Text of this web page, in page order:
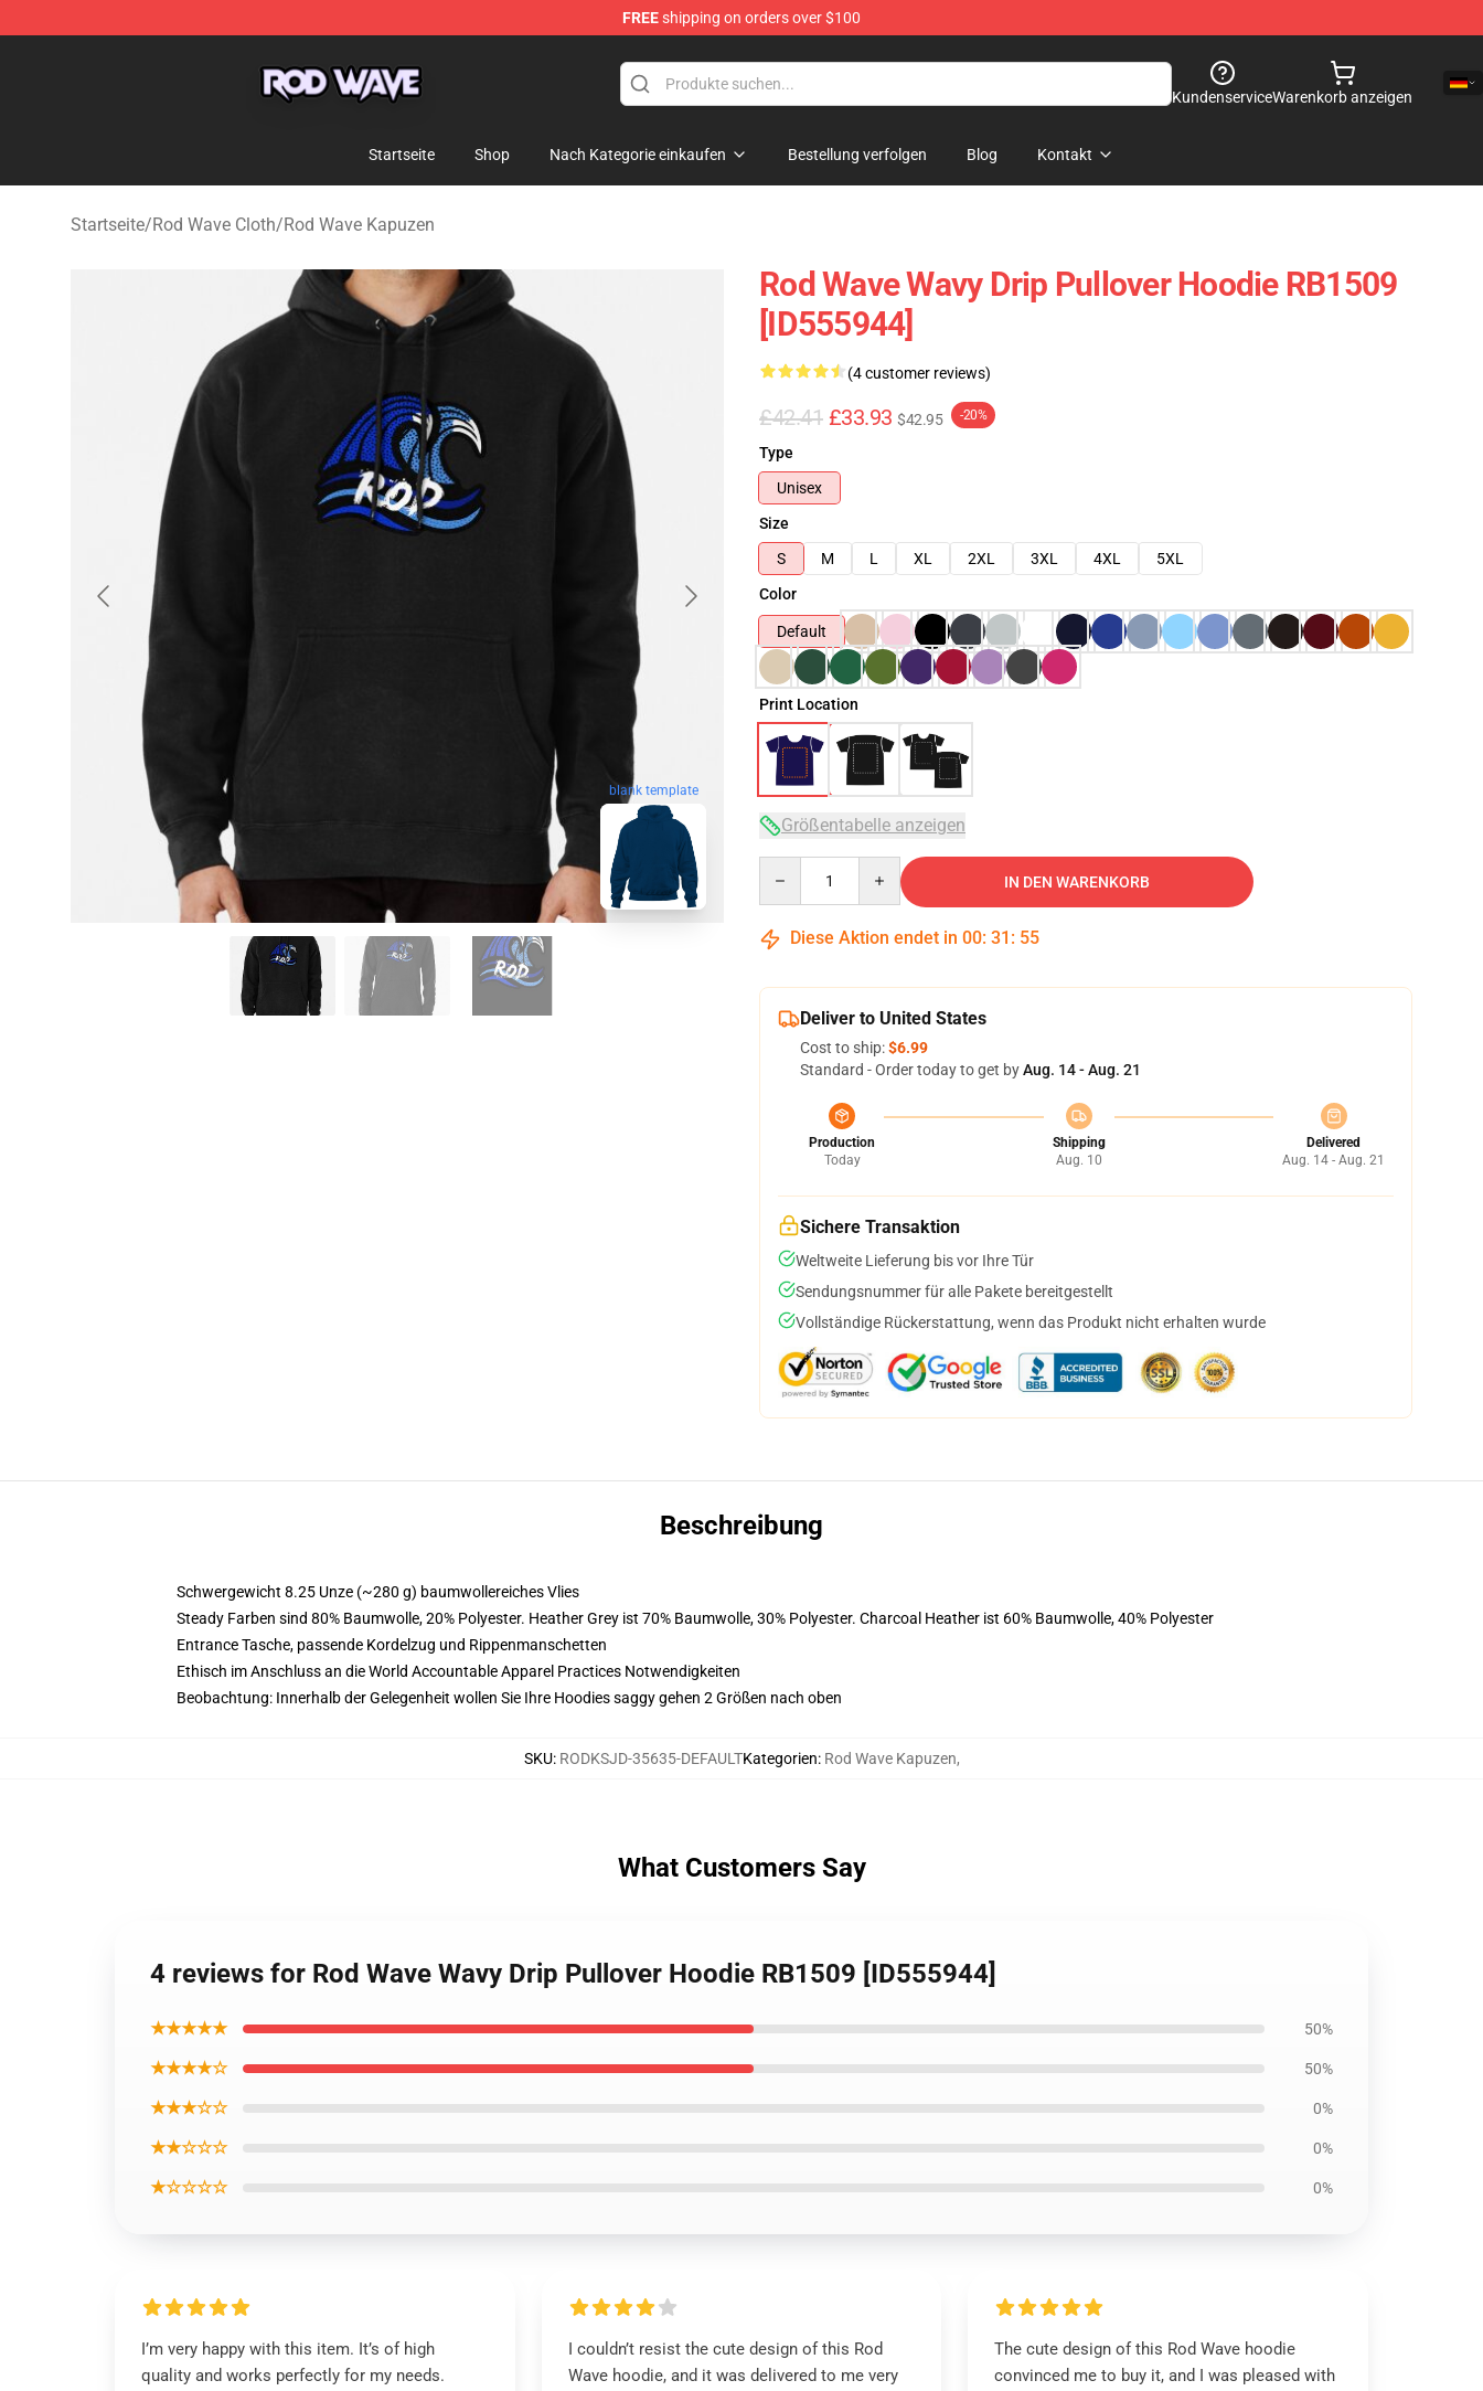
FREEshipping on orders over $100
KundenserviceWarenkorb anzeigen
Startseite Shop Nach Kategorie einkaufen Bestellung verfolgen Blog Kontakt
Startseite/Rod Wave Cloth/Rod Wave Kapuzen
blank template
Rod Wave Wavy Drip Pullover Hoodie RB1509
[ID555944]
(4 customer reviews)
£42.41 £33.93 $42.95 -20%
Type
Unisex
Size
S
M L XL 2XL 3XL 4XL
5XL
Color
Default
Print Location
Größentabelle anzeigen
IN DEN WARENKORB
Diese Aktion endet in 00: 31 : 54
Deliver to United States
Cost to ship:$6.99
Standard - Order today to get byAug. 14 - Aug. 21
Production
Today
Shipping
Aug. 10
Delivered
Aug. 14 - Aug. 21
Sichere Transaktion
Weltweite Lieferung bis vor Ihre Tür
Sendungsnummer für alle Pakete bereitgestellt
Vollständige Rückerstattung, wenn das Produkt nicht erhalten wurde
Beschreibung
Schwergewicht 8.25 Unze (~280 g) baumwollereiches Vlies
Steady Farben sind 80% Baumwolle, 20% Polyester. Heather Grey ist 70% Baumwolle, 30% Polyester. Charcoal Heather ist 60% Baumwolle, 40% Polyester
Entrance Tasche, passende Kordelzug und Rippenmanschetten
Ethisch im Anschluss an die World Accountable Apparel Practices Notwendigkeiten
Beobachtung: Innerhalb der Gelegenheit wollen Sie Ihre Hoodies saggy gehen 2 Größen nach oben
SKU: RODKSJD-35635-DEFAULTKategorien: Rod Wave Kapuzen,
What Customers Say
4 reviews for Rod Wave Wavy Drip Pullover Hoodie RB1509 [ID555944]
★★★★★ 50%
★★★★☆ 50%
★★★☆☆ 0%
★★☆☆☆ 0%
★☆☆☆☆ 0%
I’m very happy with this item. It’s of high
quality and works perfectly for my needs.
I couldn’t resist the cute design of this Rod
Wave hoodie, and it was delivered to me very
The cute design of this Rod Wave hoodie
convinced me to buy it, and I was pleased with